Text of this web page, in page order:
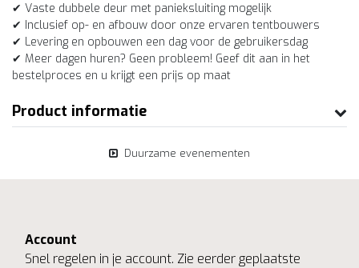
✔ Vaste dubbele deur met panieksluiting mogelijk
✔ Inclusief op- en afbouw door onze ervaren tentbouwers
✔ Levering en opbouwen een dag voor de gebruikersdag
✔ Meer dagen huren? Geen probleem! Geef dit aan in het
bestelproces en u krijgt een prijs op maat
Product informatie
Duurzame evenementen
Account
Snel regelen in je account. Zie eerder geplaatste